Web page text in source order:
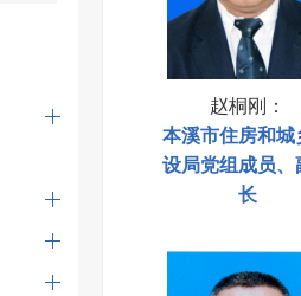
赵桐刚
：
本溪市住房和城
设局党组成员、
长